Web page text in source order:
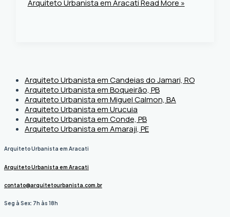
Arquiteto Urbanista em AracatiRead More »
Arquiteto Urbanista em Candeias do Jamari, RO
Arquiteto Urbanista em Boqueirão, PB
Arquiteto Urbanista em Miguel Calmon, BA
Arquiteto Urbanista em Urucuia
Arquiteto Urbanista em Conde, PB
Arquiteto Urbanista em Amaraji, PE
Arquiteto Urbanista em Aracati
Arquiteto Urbanista em Aracati
contato@arquitetourbanista.com.br
Seg à Sex: 7h às 18h